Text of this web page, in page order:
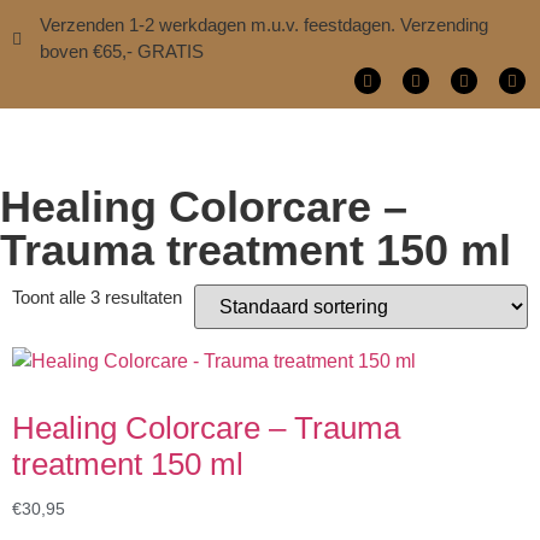
Verzenden 1-2 werkdagen m.u.v. feestdagen. Verzending
boven €65,- GRATIS
Healing Colorcare –
Trauma treatment 150 ml
Toont alle 3 resultaten
Healing Colorcare – Trauma
treatment 150 ml
€30,95